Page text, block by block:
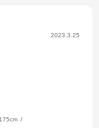
2023.3.25